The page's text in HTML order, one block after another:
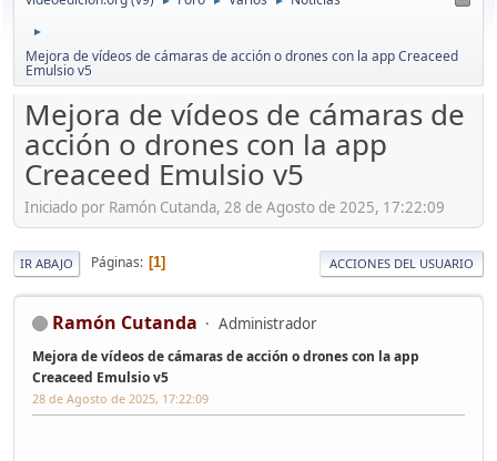
►
Mejora de vídeos de cámaras de acción o drones con la app Creaceed
Emulsio v5
Mejora de vídeos de cámaras de
acción o drones con la app
Creaceed Emulsio v5
Iniciado por Ramón Cutanda, 28 de Agosto de 2025, 17:22:09
IR ABAJO Páginas 1 ACCIONES DEL USUARIO
Ramón Cutanda Administrador
Mejora de vídeos de cámaras de acción o drones con la app
Creaceed Emulsio v5
28 de Agosto de 2025, 17:22:09